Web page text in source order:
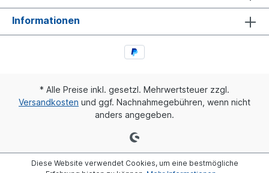
Informationen
* Alle Preise inkl. gesetzl. Mehrwertsteuer zzgl.
Versandkosten und ggf. Nachnahmegebühren, wenn nicht
anders angegeben.
Diese Website verwendet Cookies, um eine bestmögliche